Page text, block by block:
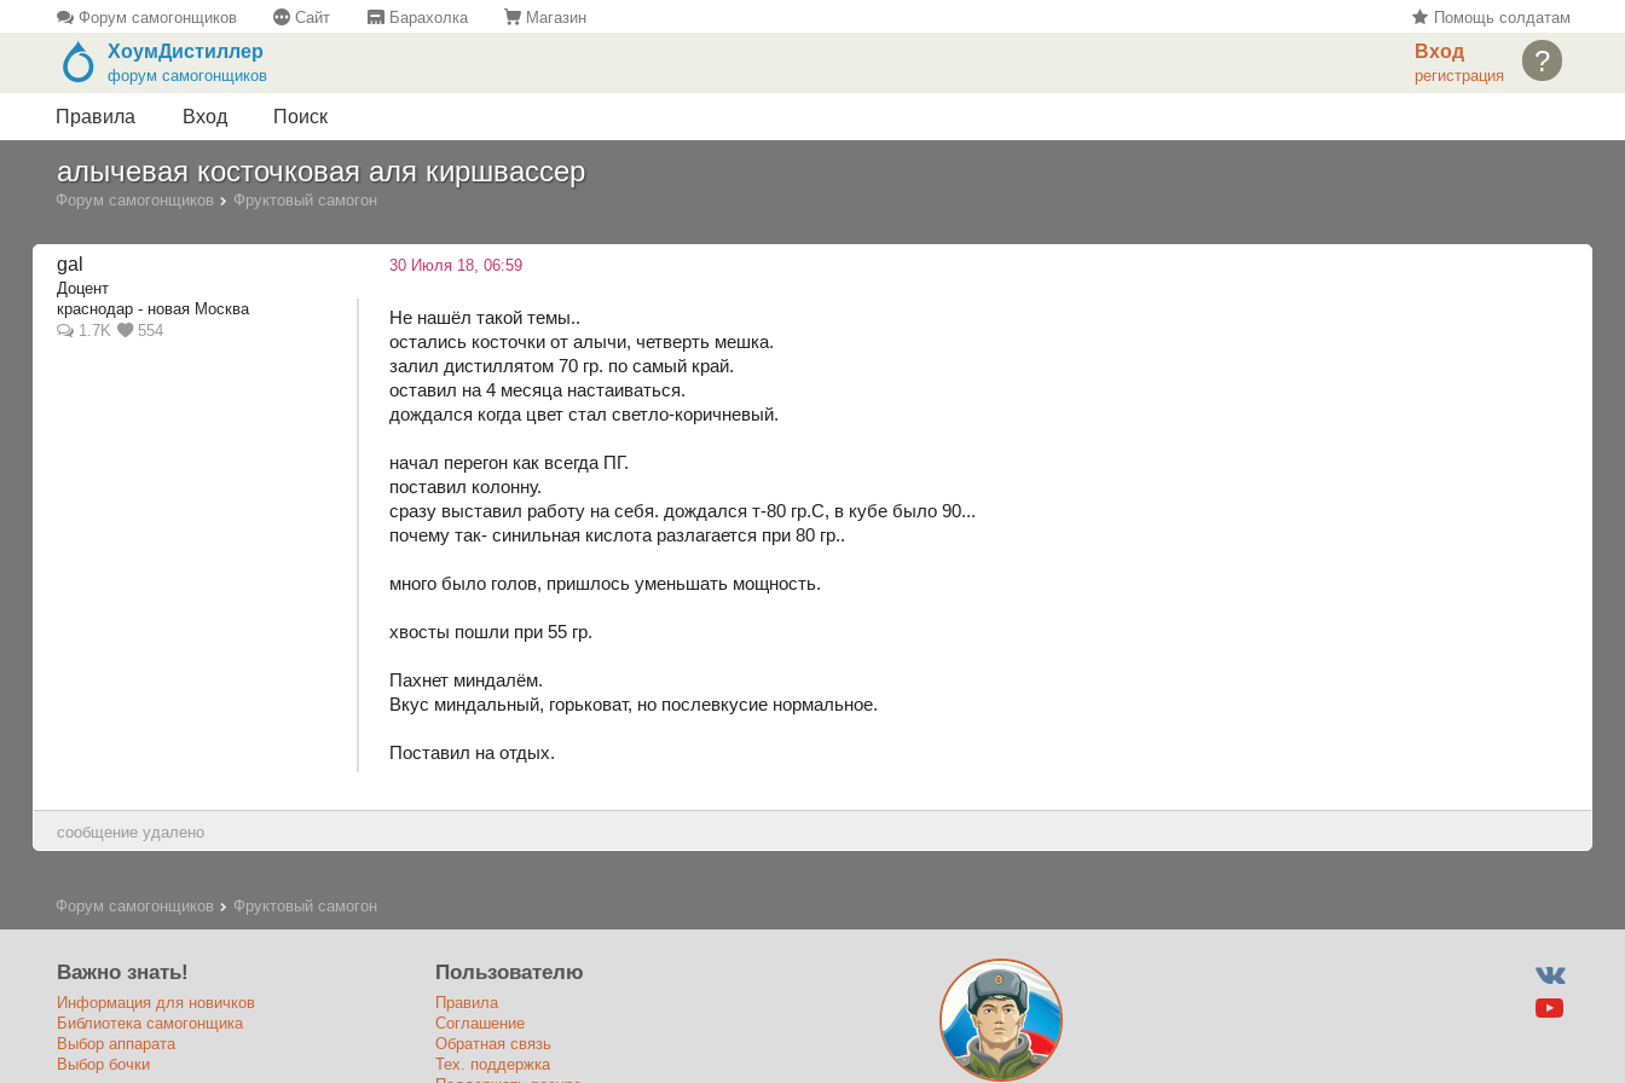
Форум самогонщиков Сайт Барахолка Магазин Помощь солдатам
?
Вход
регистрация
ХоумДистиллер
форум самогонщиков
Правила Вход Поиск
алычевая косточковая аля киршвассер
Форум самогонщиков Фруктовый самогон
gal
Доцент
краснодар - новая Москва
1.7K
554
30 Июля 18, 06:59
Не нашёл такой темы..
остались косточки от алычи, четверть мешка.
залил дистиллятом 70 гр. по самый край.
оставил на 4 месяца настаиваться.
дождался когда цвет стал светло-коричневый.
начал перегон как всегда ПГ.
поставил колонну.
сразу выставил работу на себя. дождался т-80 гр.С, в кубе было 90...
почему так- синильная кислота разлагается при 80 гр..
много было голов, пришлось уменьшать мощность.
хвосты пошли при 55 гр.
Пахнет миндалём.
Вкус миндальный, горьковат, но послевкусие нормальное.
Поставил на отдых.
сообщение удалено
Форум самогонщиков Фруктовый самогон
Важно знать!
Информация для новичков
Библиотека самогонщика
Выбор аппарата
Выбор бочки
Пользователю
Правила
Соглашение
Обратная связь
Тех. поддержка